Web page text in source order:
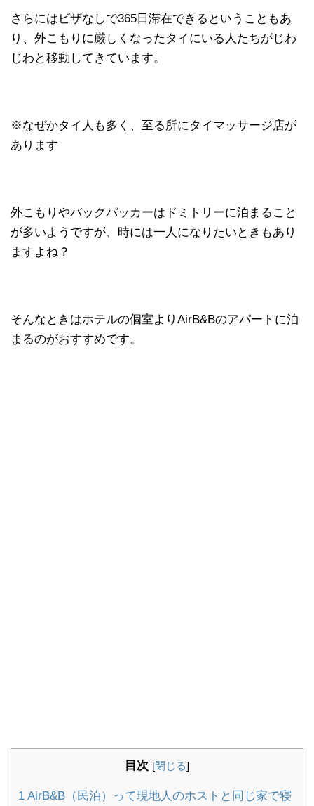
さらにはビザなしで365日滞在できるということもあ
り、外こもりに厳しくなったタイにいる人たちがじわ
じわと移動してきています。
※なぜかタイ人も多く、至る所にタイマッサージ店が
あります
外こもりやバックパッカーはドミトリーに泊まること
が多いようですが、時には一人になりたいときもあり
ますよね？
そんなときはホテルの個室よりAirB&Bのアパートに泊
まるのがおすすめです。
目次 [閉じる]
1 AirB&B（民泊）って現地人のホストと同じ家で寝